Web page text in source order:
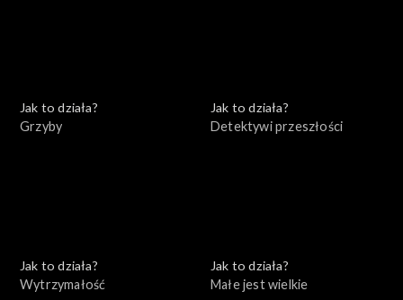
Jak to działa?
Grzyby
Jak to działa?
Detektywi przeszłości
Jak to działa?
Wytrzymałość
Jak to działa?
Małe jest wielkie